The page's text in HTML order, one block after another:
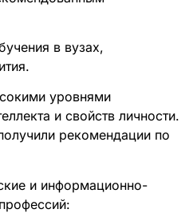
в вузах,
уровнями
и свойств личности.
рекомендации по
и информационно-